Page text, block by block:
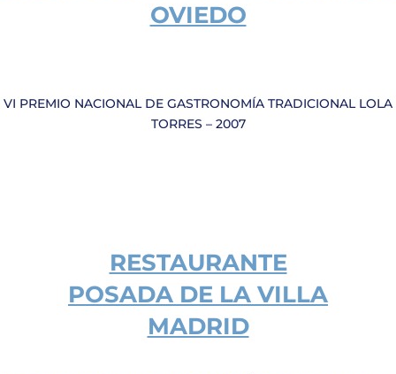
OVIEDO
VI PREMIO NACIONAL DE GASTRONOMÍA TRADICIONAL LOLA
TORRES – 2007
RESTAURANTE
POSADA DE LA VILLA
MADRID